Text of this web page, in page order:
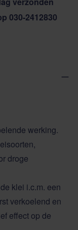
030-2412830
werking.
droge
klei i.c.m. een
verkoelend en
effect op de